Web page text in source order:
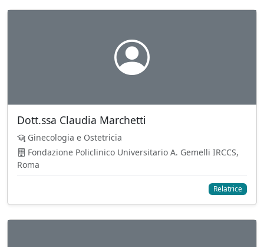
Dott.ssa Claudia Marchetti
Ginecologia e Ostetricia
Fondazione Policlinico Universitario A. Gemelli IRCCS,
Roma
Relatrice